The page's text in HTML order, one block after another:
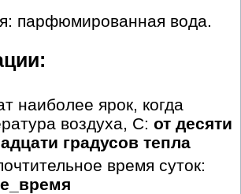
парфюмированная вода.
наиболее ярок, когда
воздуха, С: от десяти
градусов тепла
время суток: